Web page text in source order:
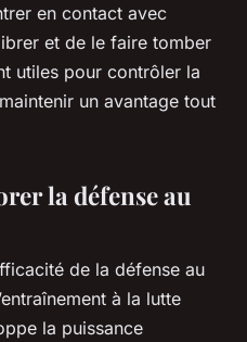
en contact avec
et de le faire tomber
utiles pour contrôler la
un avantage tout
la défense au
de la défense au
à la lutte
la puissance